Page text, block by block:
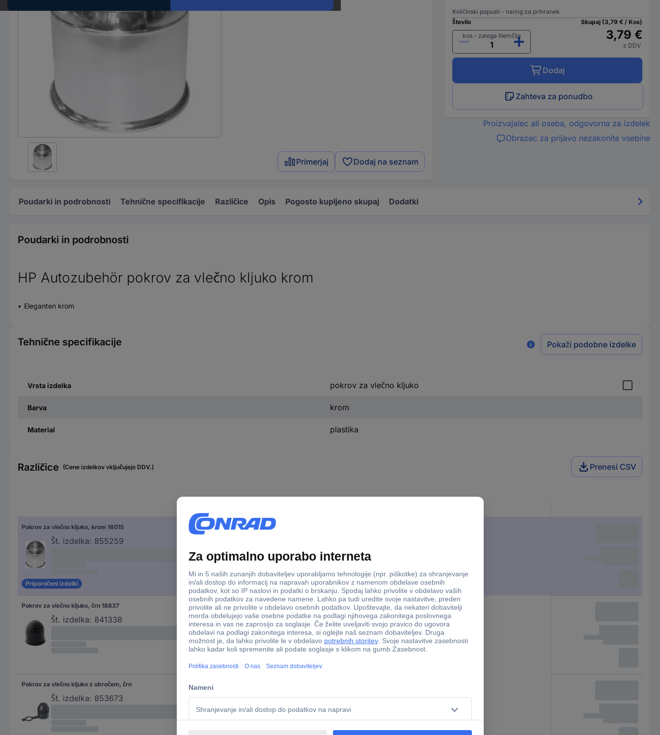
Primerjaj Dodaj na seznam
Količinski popusti - namig za prihranek
Število
kos - zaloga Nemčija
Skupaj (3,79 € / Kos)
3,79 €
z DDV
Dodaj
Zahteva za ponudbo
Proizvajalec ali oseba, odgovorna za izdelek
Obrazec za prijavo nezakonite vsebine
Poudarki in podrobnosti Tehnične specifikacije Različice Opis Pogosto kupljeno skupaj Dodatki
Poudarki in podrobnosti
HP Autozubehör pokrov za vlečno kljuko krom
Eleganten krom
Tehnične specifikacije Pokaži podobne izdelke
Vrsta izdelka pokrov za vlečno kljuko
Barva krom
Material plastika
Različice (Cene izdelkov vključujejo DDV.) Prenesi CSV
Pokrov za vlečno kljuko, krom 18015
Št. izdelka: 855259
Priporočeni izdelki
Pokrov za vlečno kljuko, črn 18837
Št. izdelka: 841338
Pokrov za vlečno kljuko z obročem, črn
Št. izdelka: 853673